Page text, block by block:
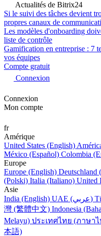
Actualités de Bitrix24
Si le suivi des tâches devient
propres canaux de
Les modèles d'onboarding
liste de contrôle
Gamification en entreprise : 7
vos équipes
Compte gratuit
Connexion
Connexion
Mon compte
fr
Amérique
United States (English)
México (Español) Colombia
Europe
Europe (English) Deutschland
(Polski) Italia (Italiano) United
Asie
India (English)
UAE (عربي)
灣 (繁體中文) Indonesia
Melayu) ประเทศไทย (ภาษา
本語)